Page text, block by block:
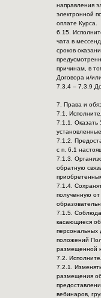
направления
электронной
оплате Курса.
6.15.
чата в
сроков
причинам, в
Договора и/
7.3.4 – 7.3.9
7. Права и
7.1.
7.1.1. Оказать
установленные
7.1.2.
с п. 6.1
7.1.3.
обратную
7.1.4.
полученную от
7.1.5.
касающиеся
персональных
положений
размещенной
7.2.
7.2.1.
размещения
вебинаров,